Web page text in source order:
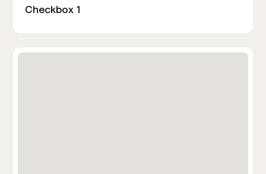
Checkbox 1